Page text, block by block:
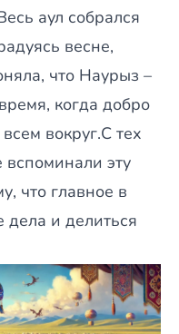
аул собрался
весне,
что Наурыз –
когда добро
вокруг.С тех
эту
что главное в
дела и делиться